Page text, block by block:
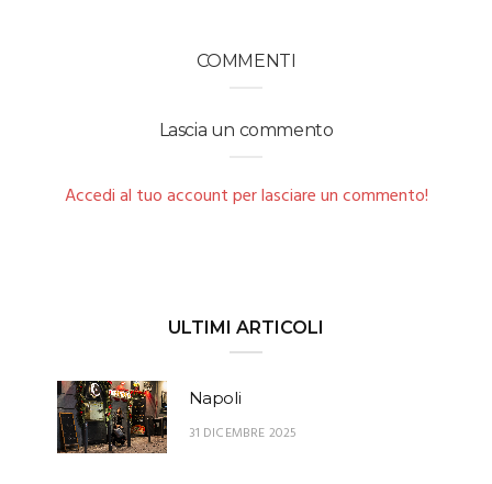
COMMENTI
Lascia un commento
Accedi al tuo account per lasciare un commento!
ULTIMI ARTICOLI
Napoli
31 DICEMBRE 2025